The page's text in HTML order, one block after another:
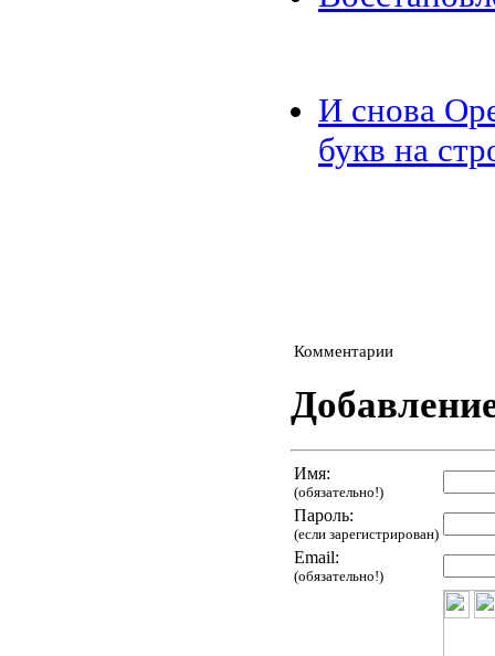
И снова
букв на
Комментарии
Имя:
(обязательно!)
Пароль:
(если зарегистрирован)
Email:
(обязательно!)